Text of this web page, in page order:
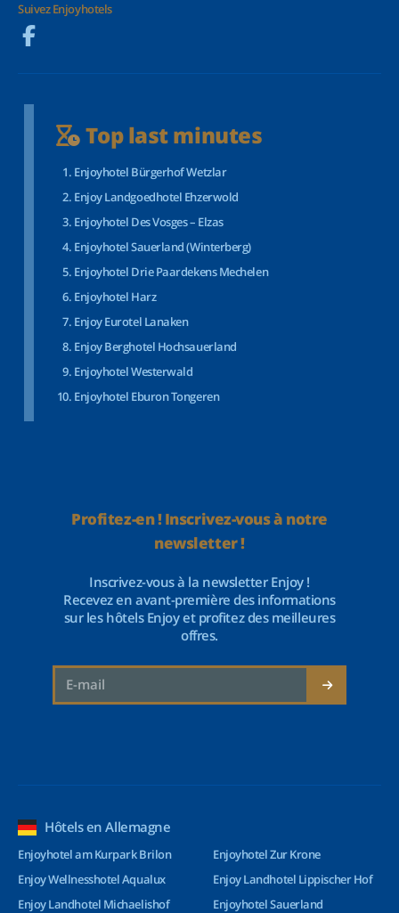
Suivez Enjoyhotels
Top last minutes
Enjoyhotel Bürgerhof Wetzlar
Enjoy Landgoedhotel Ehzerwold
Enjoyhotel Des Vosges – Elzas
Enjoyhotel Sauerland (Winterberg)
Enjoyhotel Drie Paardekens Mechelen
Enjoyhotel Harz
Enjoy Eurotel Lanaken
Enjoy Berghotel Hochsauerland
Enjoyhotel Westerwald
Enjoyhotel Eburon Tongeren
Profitez-en ! Inscrivez-vous à notre
newsletter !
Inscrivez-vous à la newsletter Enjoy !
Recevez en avant-première des informations
sur les hôtels Enjoy et profitez des meilleures
offres.
Hôtels en Allemagne
Enjoyhotel am Kurpark Brilon
Enjoy Wellnesshotel Aqualux
Enjoy Landhotel Michaelishof
Enjoyhotel Zur Krone
Enjoy Landhotel Lippischer Hof
Enjoyhotel Sauerland